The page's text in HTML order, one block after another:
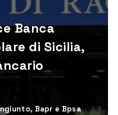
Banca
di Sicilia,
Bapr e Bpsa